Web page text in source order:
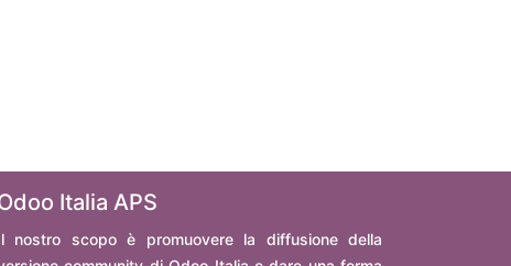
Italia APS
nostro scopo è promuovere la diffusione della